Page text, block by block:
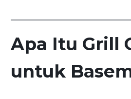
Apa Itu Grill
untuk